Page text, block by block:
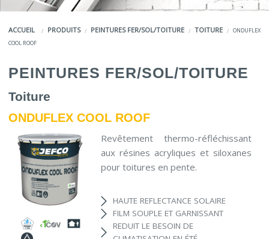
COULEURS
ACCUEIL PRODUITS PEINTURES FER/SOL/TOITURE TOITURE
ONDUFLEX
COOL ROOF
PEINTURES FER/SOL/TOITURE
Toiture
ONDUFLEX COOL ROOF
Revêtement thermo-réfléchissant
aux résines acryliques et siloxanes
pour toitures en pente.
HAUTE REFLECTANCE SOLAIRE
FILM SOUPLE ET GARNISSANT
REDUIT LE BESOIN DE